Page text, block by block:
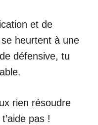
et de
heurtent à une
défensive, tu
rien résoudre
pas !